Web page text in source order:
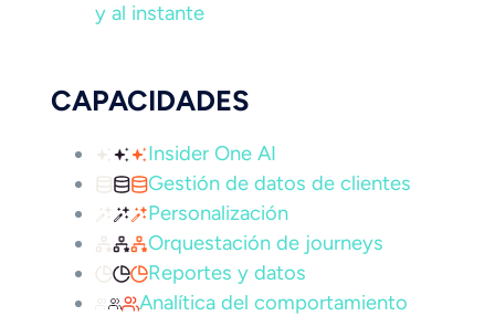
y al instante
CAPACIDADES
Insider One AI
Gestión de datos de clientes
Personalización
Orquestación de journeys
Reportes y datos
Analítica del comportamiento